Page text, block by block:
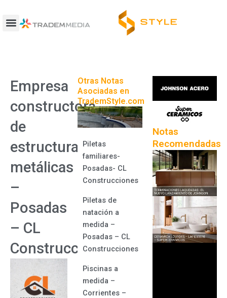
contenido
Empresa
constructora
de
estructuras
metálicas
–
Posadas
– CL
Construcciones
Otras Notas
Asociadas en
TrademStyle.com
Piletas
familiares-
Posadas- CL
Construcciones
Piletas de
natación a
medida –
Posadas – CL
Construcciones
Piscinas a
medida –
Corrientes –
Notas
Recomendadas